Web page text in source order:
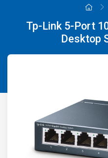
Tp-Link 5-Port
Desktop